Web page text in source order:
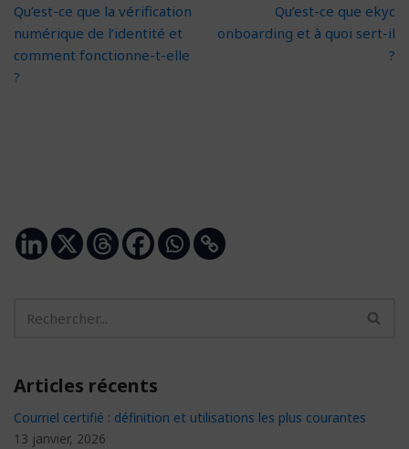
Qu’est-ce que la vérification
numérique de l’identité et
comment fonctionne-t-elle
?
Qu’est-ce que ekyc
onboarding et à quoi sert-il
?
Articles récents
Courriel certifié : définition et utilisations les plus courantes
13 janvier, 2026